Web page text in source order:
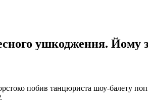
ушкодження. Йому
побив танцюриста шоу-балету